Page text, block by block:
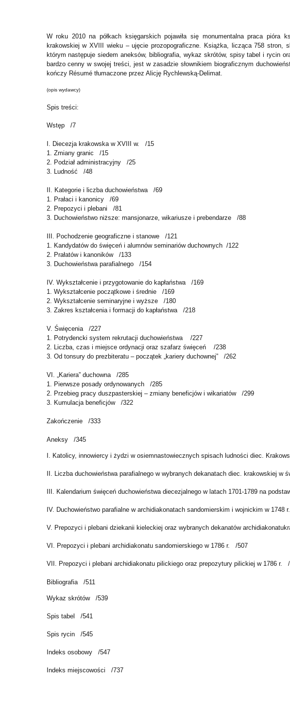
W roku 2010 na półkach księgarskich pojawiła się monumentalna praca pióra
krakowskiej w XVIII wieku – ujęcie prozopograficzne. Książka, licząca 758 stron,
którym następuje siedem aneksów, bibliografia, wykaz skrótów, spisy tabel i rycin
bardzo cenny w swojej treści, jest w zasadzie słownikiem biograficznym
kończy Résumé tłumaczone przez Alicję Rychlewską-Delimat.
(opis wydawcy)
Spis treści:
Wstęp /7
I. Diecezja krakowska w XVIII w.
/15
1. Zmiany granic
/15
2. Podział administracyjny
/25
3. Ludność
/48
II. Kategorie i liczba duchowieństwa
/69
1. Prałaci i kanonicy
/69
2. Prepozyci i plebani
/81
3. Duchowieństwo niższe: mansjonarze, wikariusze i prebendarze
/88
III. Pochodzenie geograficzne i stanowe
/121
1. Kandydatów do święceń i alumnów seminariów duchownych /122
2. Prałatów i kanoników
/133
3. Duchowieństwa parafialnego
/154
IV. Wykształcenie i przygotowanie do kapłaństwa
/169
1. Wykształcenie początkowe i średnie
/169
2. Wykształcenie seminaryjne i wyższe
/180
3. Zakres kształcenia i formacji do kapłaństwa
/218
V. Święcenia
/227
1. Potrydencki system rekrutacji duchowieństwa
/227
2. Liczba, czas i miejsce ordynacji oraz szafarz święceń
/238
3. Od tonsury do prezbiteratu – początek „kariery duchownej”
/262
VI. „Kariera” duchowna
/285
1. Pierwsze posady ordynowanych
/285
2. Przebieg pracy duszpasterskiej – zmiany beneficjów i wikariatów
/299
3. Kumulacja beneficjów
/322
Zakończenie /333
Aneksy /345
I. Katolicy, innowiercy i żydzi w osiemnastowiecznych spisach ludności diec.
II. Liczba duchowieństwa parafialnego w wybranych dekanatach diec. krakowskiej w
III. Kalendarium święceń duchowieństwa diecezjalnego w latach 1701-1789 na
IV. Duchowieństwo parafialne w archidiakonatach sandomierskim i wojnickim w 1748 r.
V. Prepozyci i plebani dziekanii kieleckiej oraz wybranych dekanatów archidiakonatu
VI. Prepozyci i plebani archidiakonatu sandomierskiego w 1786 r. /507
VII. Prepozyci i plebani archidiakonatu pilickiego oraz prepozytury pilickiej w 1786 r.
Bibliografia /511
Wykaz skrótów /539
Spis tabel /541
Spis rycin /545
Indeks osobowy /547
Indeks miejscowości /737